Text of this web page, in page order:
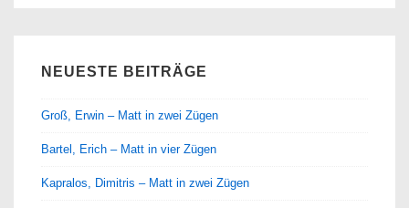
NEUESTE BEITRÄGE
Groß, Erwin – Matt in zwei Zügen
Bartel, Erich – Matt in vier Zügen
Kapralos, Dimitris – Matt in zwei Zügen